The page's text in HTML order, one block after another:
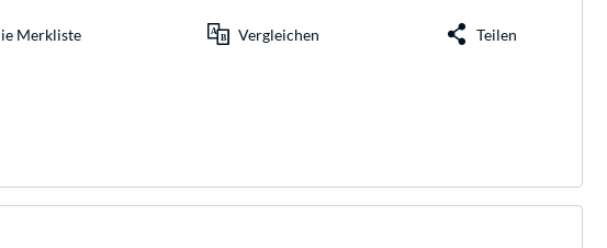
Merkliste Vergleichen Teilen